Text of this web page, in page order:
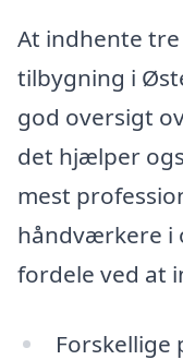
At indhente
tilbygning i
god oversigt
det hjælper
mest
håndværkere i
fordele ved at
Forskellige